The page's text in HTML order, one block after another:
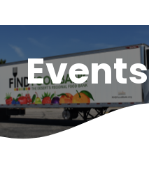
Events